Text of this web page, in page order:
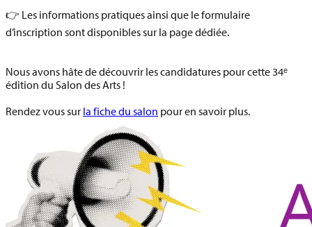
👉 Les informations pratiques ainsi que le formulaire
d’inscription sont disponibles sur la page dédiée.
Nous avons hâte de découvrir les candidatures pour cette34ᵉ
édition du Salon des Arts !
Rendez vous sur la fiche du salon pour en savoir plus.